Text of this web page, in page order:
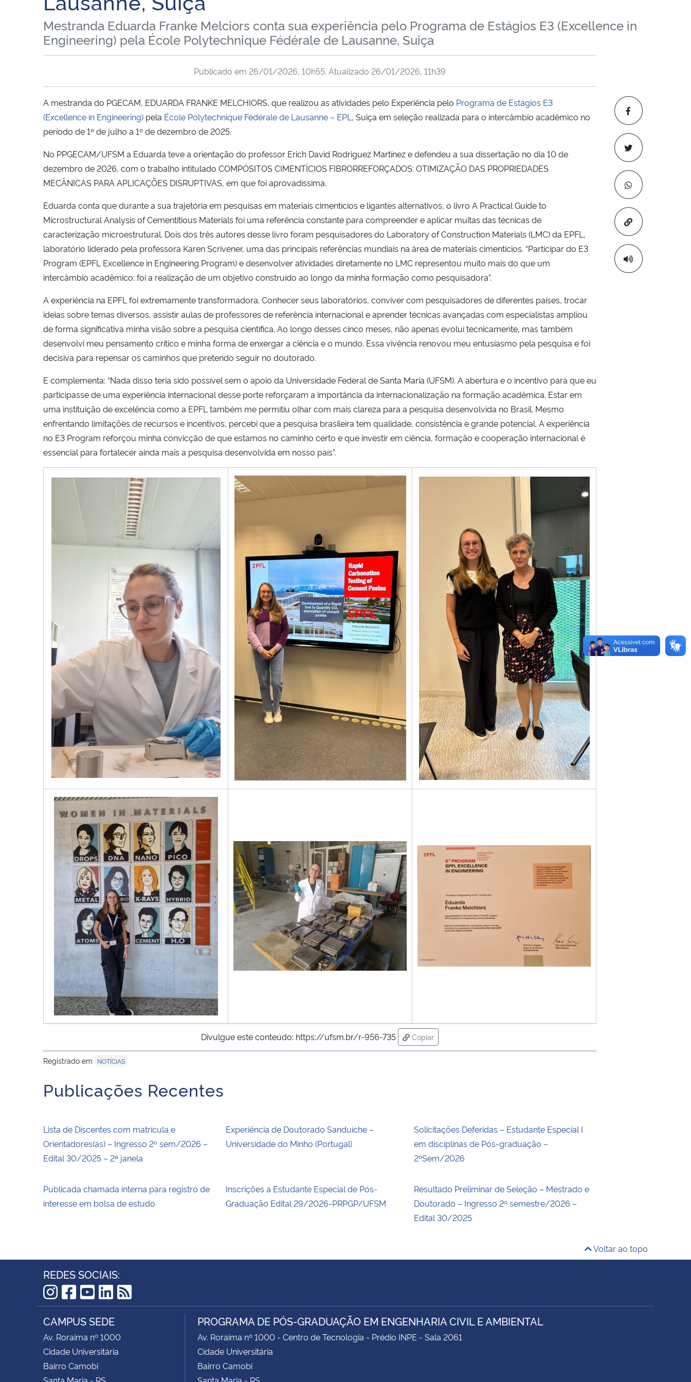
Mestranda Eduarda Franke Melciors conta sua experiência pelo Programa de Estágios E3 (Excellence in
Engineering) pela École Polytechnique Fédérale de Lausanne, Suiça
Copiar para
Publicado em 26/01/2026, 10h55. Atualizado 26/01/2026, 11h39
A mestranda do PGECAM, EDUARDA FRANKE MELCHIORS, que realizou as atividades pelo Experiência pelo Programa de Estágios E3
(Excellence in Engineering) pela École Polytechnique Fédérale de Lausanne – EPL , Suiça em seleção realizada para o intercâmbio acadêmico no
período de 1º de julho a 1º de dezembro de 2025.
No PPGECAM/UFSM a Eduarda teve a orientação do professor Erich David Rodriguez Martínez e defendeu a sua dissertação no dia 10 de
dezembro de 2026, com o trabalho intitulado COMPÓSITOS CIMENTÍCIOS FIBRORREFORÇADOS: OTIMIZAÇÃO DAS PROPRIEDADES
MECÂNICAS PARA APLICAÇÕES DISRUPTIVAS, em que foi aprovadíssima.
Eduarda conta que durante a sua trajetória em pesquisas em materiais cimentícios e ligantes alternativos, o livro A Practical Guide to
Microstructural Analysis of Cementitious Materials foi uma referência constante para compreender e aplicar muitas das técnicas de
caracterização microestrutural. Dois dos três autores desse livro foram pesquisadores do Laboratory of Construction Materials (LMC) da EPFL,
laboratório liderado pela professora Karen Scrivener, uma das principais referências mundiais na área de materiais cimentícios. “Participar do E3
Program (EPFL Excellence in Engineering Program) e desenvolver atividades diretamente no LMC representou muito mais do que um
intercâmbio acadêmico: foi a realização de um objetivo construído ao longo da minha formação como pesquisadora”.
A experiência na EPFL foi extremamente transformadora. Conhecer seus laboratórios, conviver com pesquisadores de diferentes países, trocar
ideias sobre temas diversos, assistir aulas de professores de referência internacional e aprender técnicas avançadas com especialistas ampliou
de forma significativa minha visão sobre a pesquisa científica. Ao longo desses cinco meses, não apenas evoluí tecnicamente, mas também
desenvolvi meu pensamento crítico e minha forma de enxergar a ciência e o mundo. Essa vivência renovou meu entusiasmo pela pesquisa e foi
decisiva para repensar os caminhos que pretendo seguir no doutorado.
E complementa: “Nada disso teria sido possível sem o apoio da Universidade Federal de Santa Maria (UFSM). A abertura e o incentivo para que eu
participasse de uma experiência internacional desse porte reforçaram a importância da internacionalização na formação acadêmica. Estar em
uma instituição de excelência como a EPFL também me permitiu olhar com mais clareza para a pesquisa desenvolvida no Brasil. Mesmo
enfrentando limitações de recursos e incentivos, percebi que a pesquisa brasileira tem qualidade, consistência e grande potencial. A experiência
no E3 Program reforçou minha convicção de que estamos no caminho certo e que investir em ciência, formação e cooperação internacional é
essencial para fortalecer ainda mais a pesquisa desenvolvida em nosso país”.
Divulgue este conteúdo: https://ufsm.br/r-956-735
Copiar
para área de transferência
Registrado em
NOTÍCIAS
Publicações Recentes
Lista de Discentes com matrícula e
Orientadores(as) – Ingresso 2º sem/2026 –
Edital 30/2025 – 2ª janela
Experiência de Doutorado Sanduíche –
Universidade do Minho (Portugal)
Solicitações Deferidas – Estudante Especial I
em disciplinas de Pós-graduação –
2ºSem/2026
Publicada chamada interna para registro de
interesse em bolsa de estudo
Inscrições a Estudante Especial de Pós-
Graduação Edital 29/2026-PRPGP/UFSM
Resultado Preliminar de Seleção – Mestrado e
Doutorado – Ingresso 2º semestre/2026 –
Edital 30/2025
Voltar ao topo
REDES SOCIAIS:
Instagram
Facebook
YouTube
LinkedIn
RSS
CAMPUS SEDE
Av. Roraima nº 1000
Cidade Universitária
Bairro Camobi
Santa Maria - RS
PROGRAMA DE PÓS-GRADUAÇÃO EM ENGENHARIA CIVIL E AMBIENTAL
Av. Roraima nº 1000 - Centro de Tecnologia - Prédio INPE - Sala 2061
Cidade Universitária
Bairro Camobi
Santa Maria - RS